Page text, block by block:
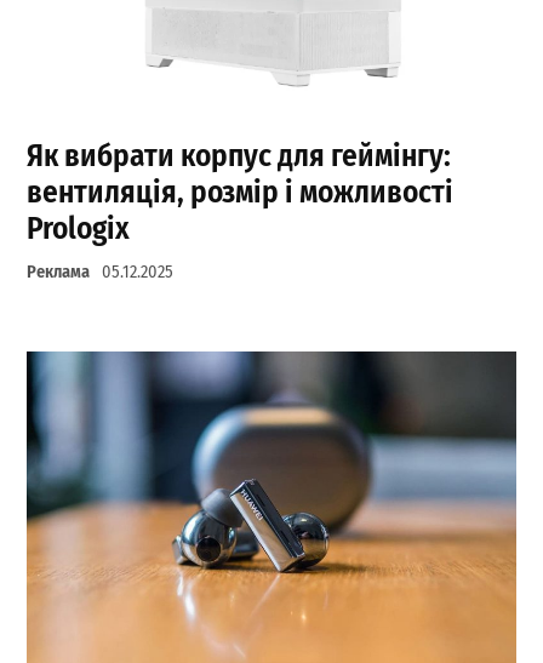
Як вибрати корпус для геймінгу:
вентиляція, розмір і можливості
Prologix
Реклама 05.12.2025